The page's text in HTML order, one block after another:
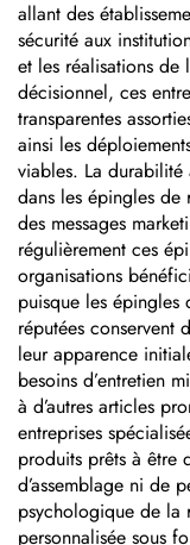
allant des
sécurité aux
et les réalisations de
décisionnel, ces
transparentes
ainsi les
viables. La durabilité
dans les épingles
des messages
régulièrement ces
organisations
puisque les épingles
réputées conservent
leur apparence
besoins d’entretien
à d’autres articles
entreprises
produits prêts à être
d’assemblage ni de
psychologique de la
personnalisée sous